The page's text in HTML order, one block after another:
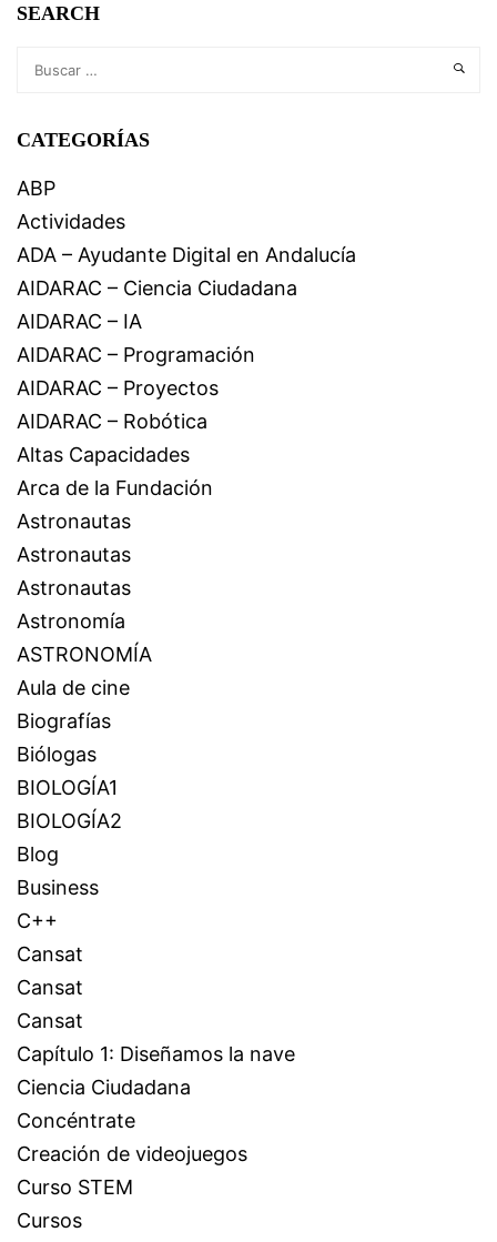
SEARCH
CATEGORÍAS
ABP
Actividades
ADA – Ayudante Digital en Andalucía
AIDARAC – Ciencia Ciudadana
AIDARAC – IA
AIDARAC – Programación
AIDARAC – Proyectos
AIDARAC – Robótica
Altas Capacidades
Arca de la Fundación
Astronautas
Astronautas
Astronautas
Astronomía
ASTRONOMÍA
Aula de cine
Biografías
Biólogas
BIOLOGÍA1
BIOLOGÍA2
Blog
Business
C++
Cansat
Cansat
Cansat
Capítulo 1: Diseñamos la nave
Ciencia Ciudadana
Concéntrate
Creación de videojuegos
Curso STEM
Cursos